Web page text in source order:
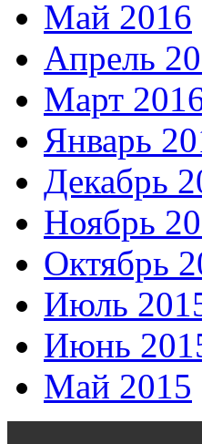
Май 2016
Апрель
Март
Январь
Декабрь
Ноябрь
Октябрь
Июль
Июнь
Май 2015